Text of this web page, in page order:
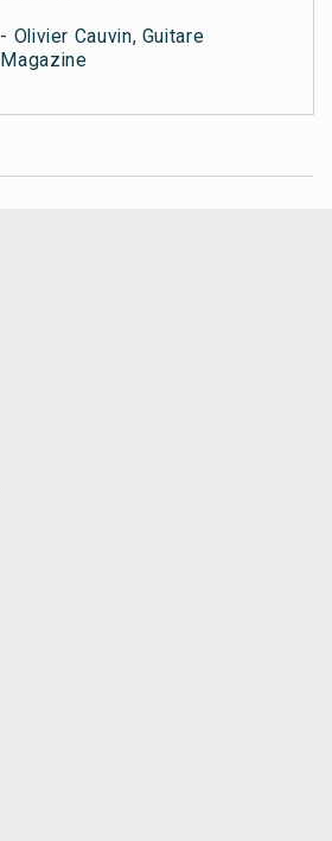
- Olivier Cauvin, Guitare
Magazine